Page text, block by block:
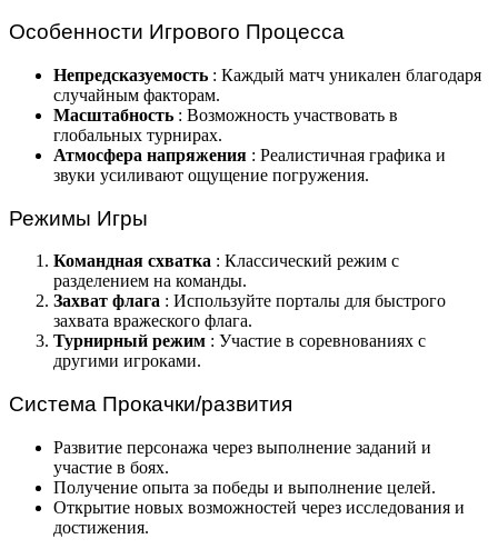
Особенности Игрового Процесса
Непредсказуемость : Каждый матч уникален благодаря
случайным факторам.
Масштабность : Возможность участвовать в
глобальных турнирах.
Атмосфера напряжения : Реалистичная графика и
звуки усиливают ощущение погружения.
Режимы Игры
Командная схватка : Классический режим с
разделением на команды.
Захват флага : Используйте порталы для быстрого
захвата вражеского флага.
Турнирный режим : Участие в соревнованиях с
другими игроками.
Система Прокачки/развития
Развитие персонажа через выполнение заданий и
участие в боях.
Получение опыта за победы и выполнение целей.
Открытие новых возможностей через исследования и
достижения.